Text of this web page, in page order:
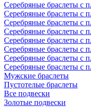
Серебряные браслеты с
Серебряные браслеты с
Серебряные браслеты с
Серебряные браслеты с
Серебряные браслеты с
Серебряные браслеты с
Серебряные браслеты с
Серебряные браслеты с
Мужские браслеты
Пустотелые браслеты
Все подвески
Золотые подвески